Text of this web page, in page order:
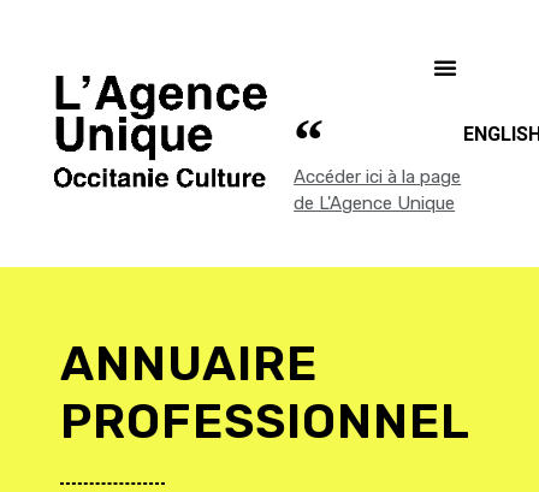
Accéder ici à la page
de L'Agence Unique
ANNUAIRE
PROFESSIONNEL